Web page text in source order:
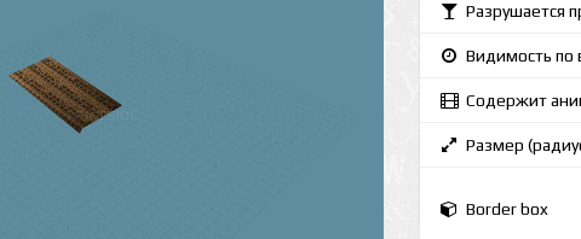
Разрушается
Видимость по
Содержит
Размер
Border box